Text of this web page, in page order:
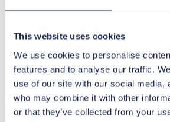
This website uses cookies
We use cookies to personalise
features and to analyse our traffic.
use of our site with our social
who may combine it with other
or that they’ve collected from your
verlässlich und auf Sie zugeschnitten.
Ich suche das Gespräch